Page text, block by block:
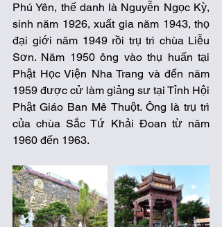
Phú Yên, thế danh là Nguyễn Ngọc Kỳ,
sinh năm 1926, xuất gia năm 1943, thọ
đại giới năm 1949 rồi trụ trì chùa Liễu
Sơn. Năm 1950 ông vào thụ huấn tại
Phật Học Viện Nha Trang và đến năm
1959 được cử làm giảng sư tại Tỉnh Hội
Phật Giáo Ban Mê Thuột. Ông là trụ trì
của chùa Sắc Tứ Khải Đoan từ năm
1960 đến 1963.